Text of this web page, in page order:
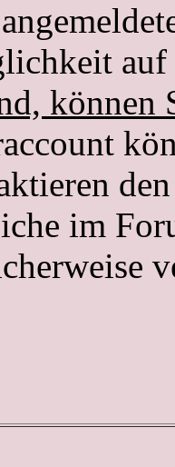
können
im